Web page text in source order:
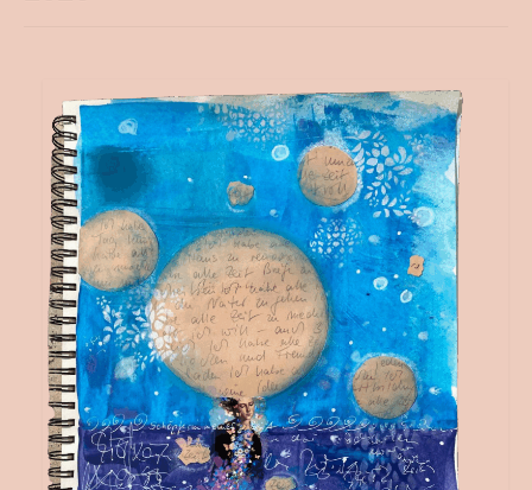
Ausstellungen
Themenwelten
Objekt und Raum
Bild und Fotografie
Antependium
Werkstattverkauf
Wir Drei
Wickelhüte